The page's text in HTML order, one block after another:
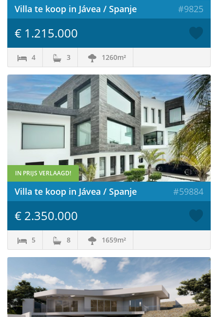
Villa te koop in Jávea / Spanje #9825
€ 1.215.000
4 3 1260m²
IN PRIJS VERLAAGD!
Villa te koop in Jávea / Spanje #59884
€ 2.350.000
5 8 1659m²